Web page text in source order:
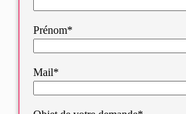
Prénom*
Mail*